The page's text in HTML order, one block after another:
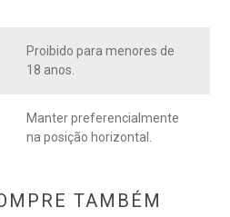
Proibido para menores de
18 anos.
Manter preferencialmente
na posição horizontal.
TAMBÉM